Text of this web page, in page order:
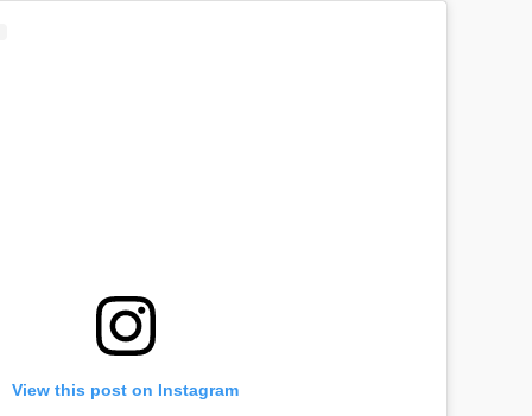
View this post on Instagram